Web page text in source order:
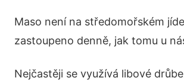
Maso není na středomořském
zastoupeno denně, jak tomu u
Nejčastěji se využívá libové